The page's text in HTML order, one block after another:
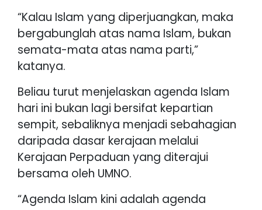
“Kalau Islam yang diperjuangkan, maka
bergabunglah atas nama Islam, bukan
semata-mata atas nama parti,”
katanya.
Beliau turut menjelaskan agenda Islam
hari ini bukan lagi bersifat kepartian
sempit, sebaliknya menjadi sebahagian
daripada dasar kerajaan melalui
Kerajaan Perpaduan yang diterajui
bersama oleh UMNO.
“Agenda Islam kini adalah agenda